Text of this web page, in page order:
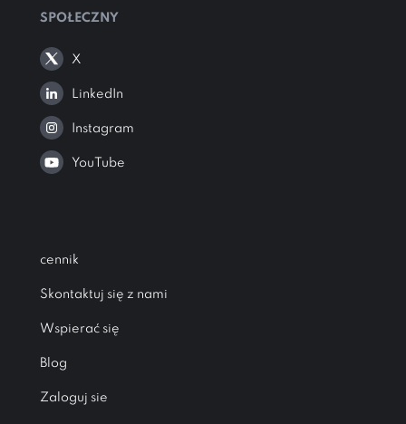
SPOŁECZNY
X
LinkedIn
Instagram
YouTube
cennik
Skontaktuj się z nami
Wspierać się
Blog
Zaloguj sie